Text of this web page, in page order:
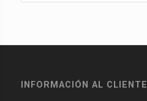
INFORMACIÓN AL CLIENTE